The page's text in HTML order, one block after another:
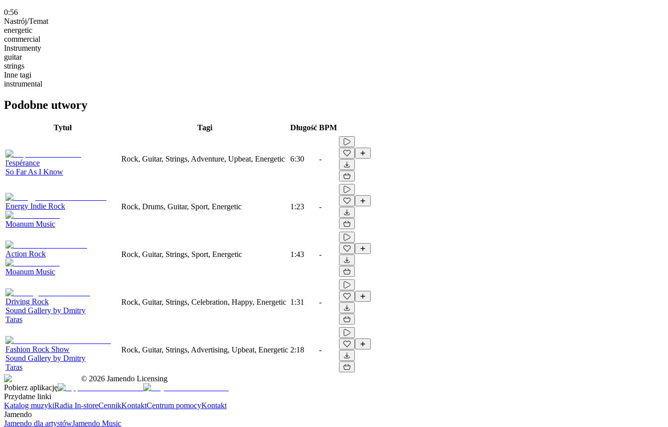
0:56
Nastrój/Temat
energetic
commercial
Instrumenty
guitar
strings
Inne tagi
instrumental
Podobne utwory
Tytuł Tagi Długość BPM
l'espérance
So Far As I Know
Rock, Guitar, Strings, Adventure, Upbeat, Energetic 6:30 -
Energy Indie Rock
Moanum Music
Rock, Drums, Guitar, Sport, Energetic 1:23 -
Action Rock
Moanum Music
Rock, Guitar, Strings, Sport, Energetic 1:43 -
Driving Rock
Sound Gallery by Dmitry
Taras
Rock, Guitar, Strings, Celebration, Happy, Energetic 1:31 -
Fashion Rock Show
Sound Gallery by Dmitry
Taras
Rock, Guitar, Strings, Advertising, Upbeat, Energetic 2:18 -
© 2026 Jamendo Licensing
Pobierz aplikację
Przydatne linki
Katalog muzykiRadia In-storeCennikKontaktCentrum pomocyKontakt
Jamendo
Jamendo dla artystówJamendo Music